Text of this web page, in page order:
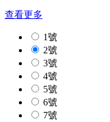
查看更多
1號
2號
3號
4號
5號
6號
7號